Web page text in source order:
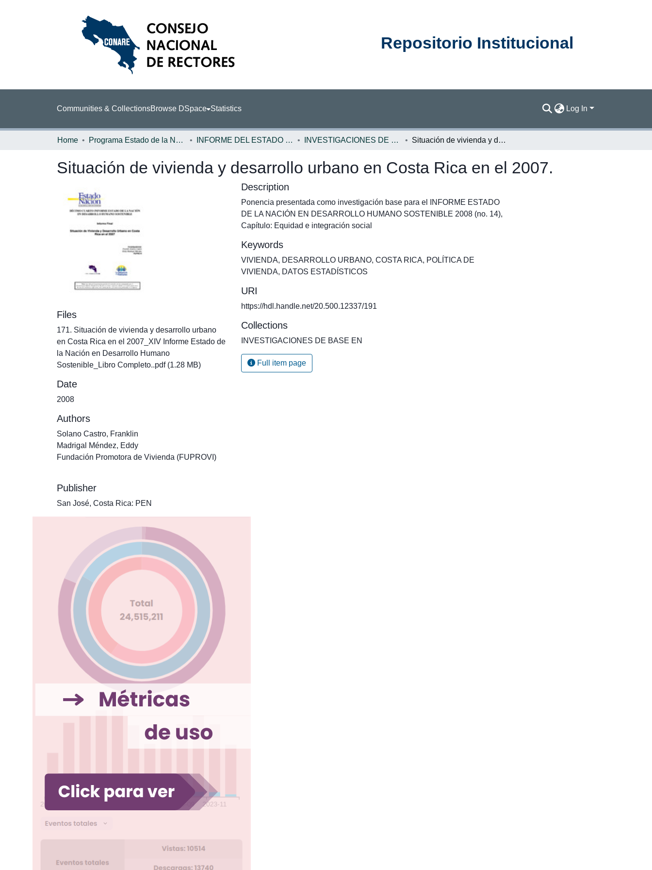
Repositorio Institucional
Communities & CollectionsBrowse DSpace Statistics Log In
Home Programa Estado de la Nación (PEN) INFORME DEL ESTADO DE LA NACION INVESTIGACIONES DE BASE EN Situación de vivienda y desarrollo urbano en Costa Rica en el 2007.
Situación de vivienda y desarrollo urbano en Costa Rica en el 2007.
Files
171. Situación de vivienda y desarrollo urbano
en Costa Rica en el 2007_XIV Informe Estado de
la Nación en Desarrollo Humano
Sostenible_Libro Completo..pdf(1.28 MB)
Date
2008
Authors
Solano Castro, Franklin
Madrigal Méndez, Eddy
Fundación Promotora de Vivienda (FUPROVI)
Publisher
San José, Costa Rica: PEN
Description
Ponencia presentada como investigación base para el INFORME ESTADO
DE LA NACIÓN EN DESARROLLO HUMANO SOSTENIBLE 2008 (no. 14),
Capítulo: Equidad e integración social
Keywords
VIVIENDA, DESARROLLO URBANO, COSTA RICA, POLÍTICA DE
VIVIENDA, DATOS ESTADÍSTICOS
URI
https://hdl.handle.net/20.500.12337/191
Collections
INVESTIGACIONES DE BASE EN
Full item page